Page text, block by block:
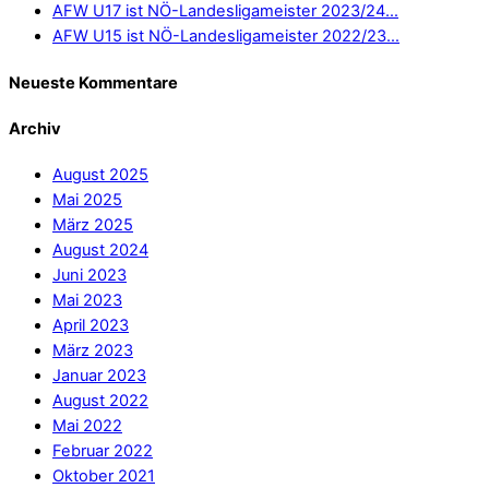
AFW U17 ist NÖ-Landesligameister 2023/24…
AFW U15 ist NÖ-Landesligameister 2022/23…
Neueste Kommentare
Archiv
August 2025
Mai 2025
März 2025
August 2024
Juni 2023
Mai 2023
April 2023
März 2023
Januar 2023
August 2022
Mai 2022
Februar 2022
Oktober 2021